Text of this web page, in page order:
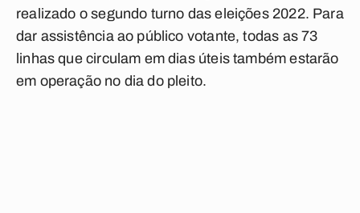
realizado o segundo turno das eleições 2022. Para
dar assistência ao público votante, todas as 73
linhas que circulam em dias úteis também estarão
em operação no dia do pleito.